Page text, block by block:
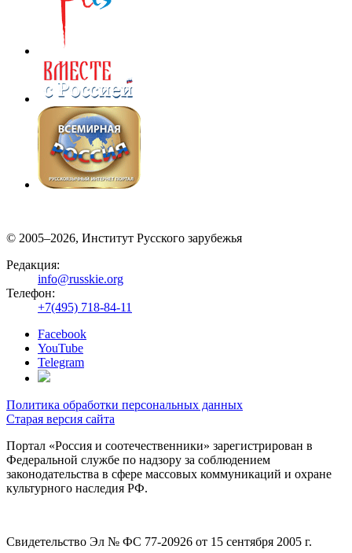
© 2005–2026, Институт Русского зарубежья
Редакция:
info@russkie.org
Телефон:
+7(495) 718-84-11
Facebook
YouTube
Telegram
Политика обработки персональных данных
Старая версия сайта
Портал «Россия и соотечественники» зарегистрирован в
Федеральной службе по надзору за соблюдением
законодательства в сфере массовых коммуникаций и охране
культурного наследия РФ.
Свидетельство Эл № ФС 77-20926 от 15 сентября 2005 г.